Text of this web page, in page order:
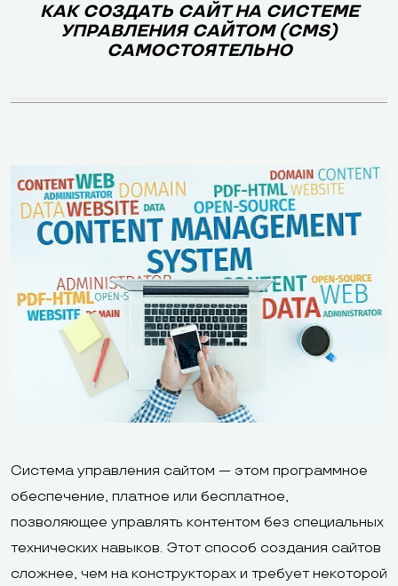
КАК СОЗДАТЬ САЙТ НА СИСТЕМЕ
УПРАВЛЕНИЯ САЙТОМ (CMS)
САМОСТОЯТЕЛЬНО
Система управления сайтом — этом программное
обеспечение, платное или бесплатное,
позволяющее управлять контентом без специальных
технических навыков. Этот способ создания сайтов
сложнее, чем на конструкторах и требует некоторой